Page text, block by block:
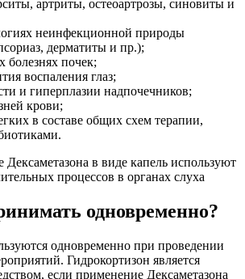
артриты, остеоартрозы, синовиты и
неинфекционной природы
дерматиты и пр.);
болезнях почек;
воспаления глаз;
и гиперплазии надпочечников;
крови;
в составе общих схем терапии,
Дексаметазона в виде капель используют
процессов в органах слуха
одновременно?
одновременно при проведении
Гидрокортизон является
если применение Дексаметазона